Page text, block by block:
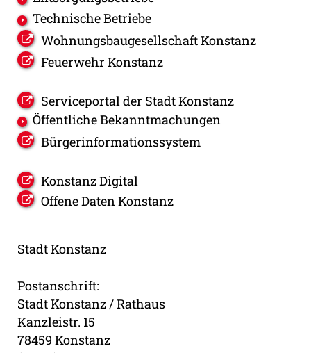
Technische Betriebe
Wohnungsbaugesellschaft Konstanz
Feuerwehr Konstanz
Serviceportal der Stadt Konstanz
Öffentliche Bekanntmachungen
Bürgerinformationssystem
Konstanz Digital
Offene Daten Konstanz
Stadt Konstanz
Postanschrift:
Stadt Konstanz / Rathaus
Kanzleistr. 15
78459 Konstanz